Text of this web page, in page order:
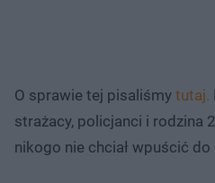
O sprawie tej pisaliśmy tutaj.
strażacy, policjanci i rodzina
nikogo nie chciał wpuścić do